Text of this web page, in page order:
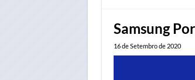
Samsung
16 de Setembro de 2020